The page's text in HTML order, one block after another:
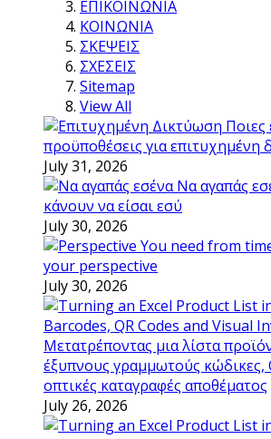
ΕΠΙΚΟΙΝΩΝΙΑ
ΚΟΙΝΩΝΙΑ
ΣΚΕΨΕΙΣ
ΣΧΕΣΕΙΣ
Sitemap
View All
Ποιες
προϋποθέσεις για επιτυχημένη
July 31, 2026
Να αγαπάς
κάνουν να είσαι εσύ
July 30, 2026
You need from
your perspective
July 30, 2026
Μετατρέποντας μια λίστα
έξυπνους γραμμωτούς κώδικες,
οπτικές καταγραφές αποθέματος
July 26, 2026